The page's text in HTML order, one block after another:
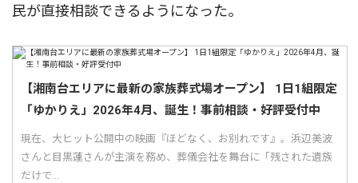
民が直接相談できるようになった。
【湘南台エリアに最新の家族葬式場オープン】 1日1組限定
「ゆかりえ」2026年4月、誕生！事前相談・好評受付中
現在、大ヒット公開中の映画『ほどなく、お別れです』。浜辺美波
さんと目黒蓮さんが主演を務め、葬儀会社を舞台に「残された遺族
だけで...